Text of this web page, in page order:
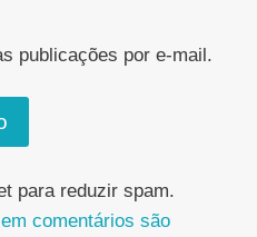
publicações por e-mail.
para reduzir spam.
comentários são